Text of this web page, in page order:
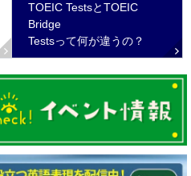
TOEIC TestsとTOEIC
Bridge
Testsって何が違うの？